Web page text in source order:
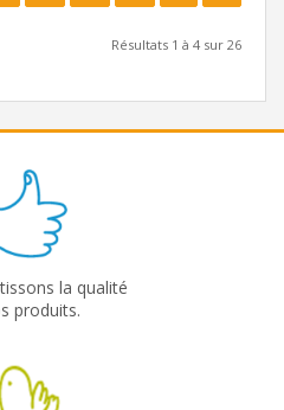
Résultats 1 à 4 sur 26
la qualité
produits.